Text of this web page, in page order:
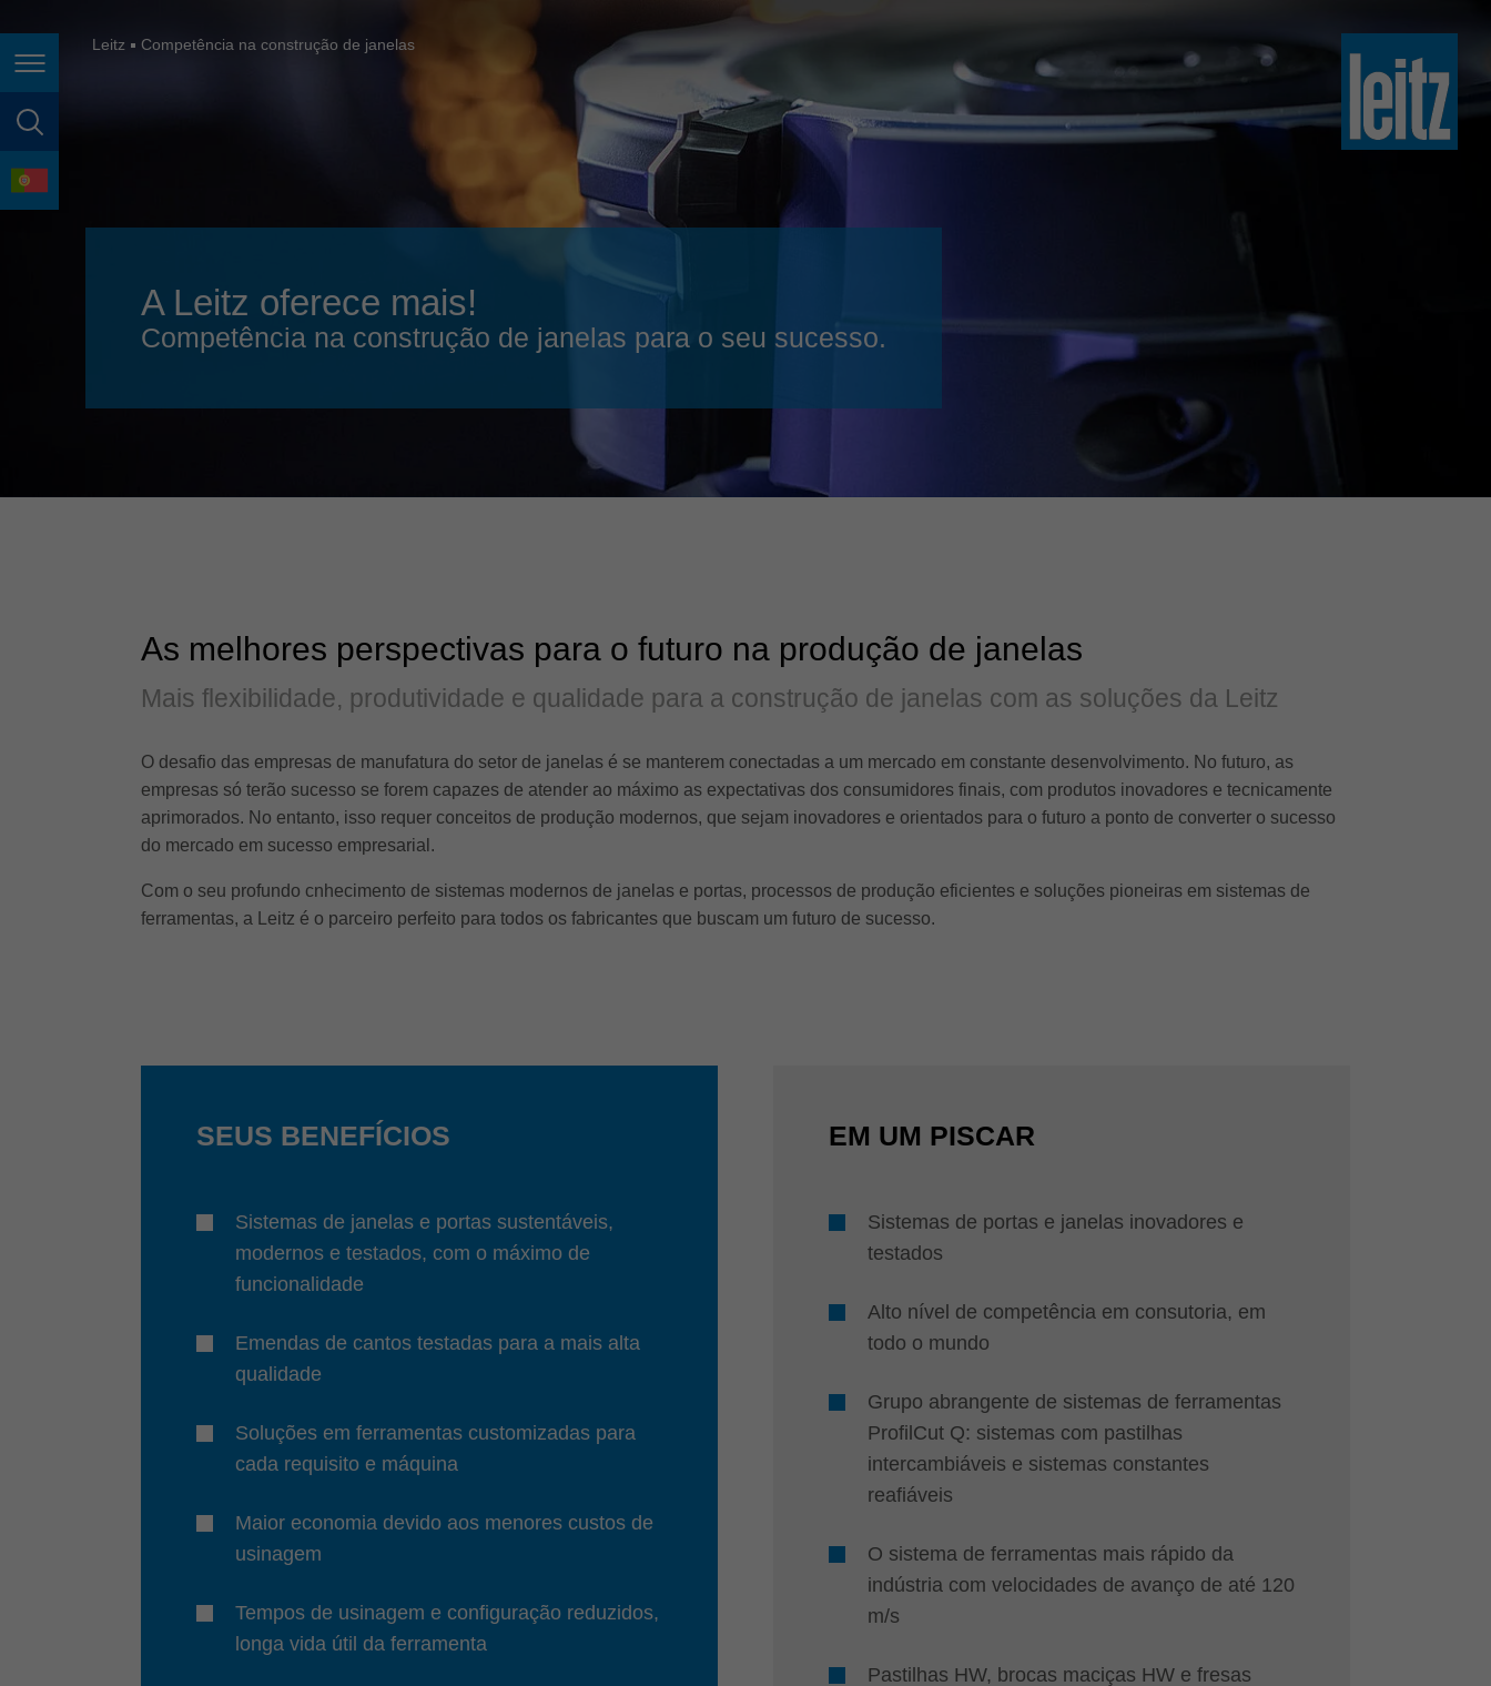
page search
language
France
italiano
Japan (日本) 日本語
Magyarország
Malaysia english
México
english
Türkiye türkçe
USA
Việt Nam
Україна yкраїнська
Leitz Competência na construção de janelas
A Leitz oferece mais!
Competência na construção de janelas para o seu sucesso.
As melhores perspectivas para o futuro na produção de janelas
Mais flexibilidade, produtividade e qualidade para a construção de janelas com as soluções da Leitz
O desafio das empresas de manufatura do setor de janelas é se manterem conectadas a um mercado em constante desenvolvimento. No futuro, as
empresas só terão sucesso se forem capazes de atender ao máximo as expectativas dos consumidores finais, com produtos inovadores e tecnicamente
aprimorados. No entanto, isso requer conceitos de produção modernos, que sejam inovadores e orientados para o futuro a ponto de converter o sucesso
do mercado em sucesso empresarial.
Com o seu profundo cnhecimento de sistemas modernos de janelas e portas, processos de produção eficientes e soluções pioneiras em sistemas de
ferramentas, a Leitz é o parceiro perfeito para todos os fabricantes que buscam um futuro de sucesso.
SEUS BENEFÍCIOS
Sistemas de janelas e portas sustentáveis,
modernos e testados, com o máximo de
funcionalidade
Emendas de cantos testadas para a mais alta
qualidade
Soluções em ferramentas customizadas para
cada requisito e máquina
Maior economia devido aos menores custos de
usinagem
Tempos de usinagem e configuração reduzidos,
longa vida útil da ferramenta
EM UM PISCAR
Sistemas de portas e janelas inovadores e
testados
Alto nível de competência em consutoria, em
todo o mundo
Grupo abrangente de sistemas de ferramentas
ProfilCut Q: sistemas com pastilhas
intercambiáveis e sistemas constantes
reafiáveis
O sistema de ferramentas mais rápido da
indústria com velocidades de avanço de até 120
m/s
Pastilhas HW, brocas maciças HW e fresas